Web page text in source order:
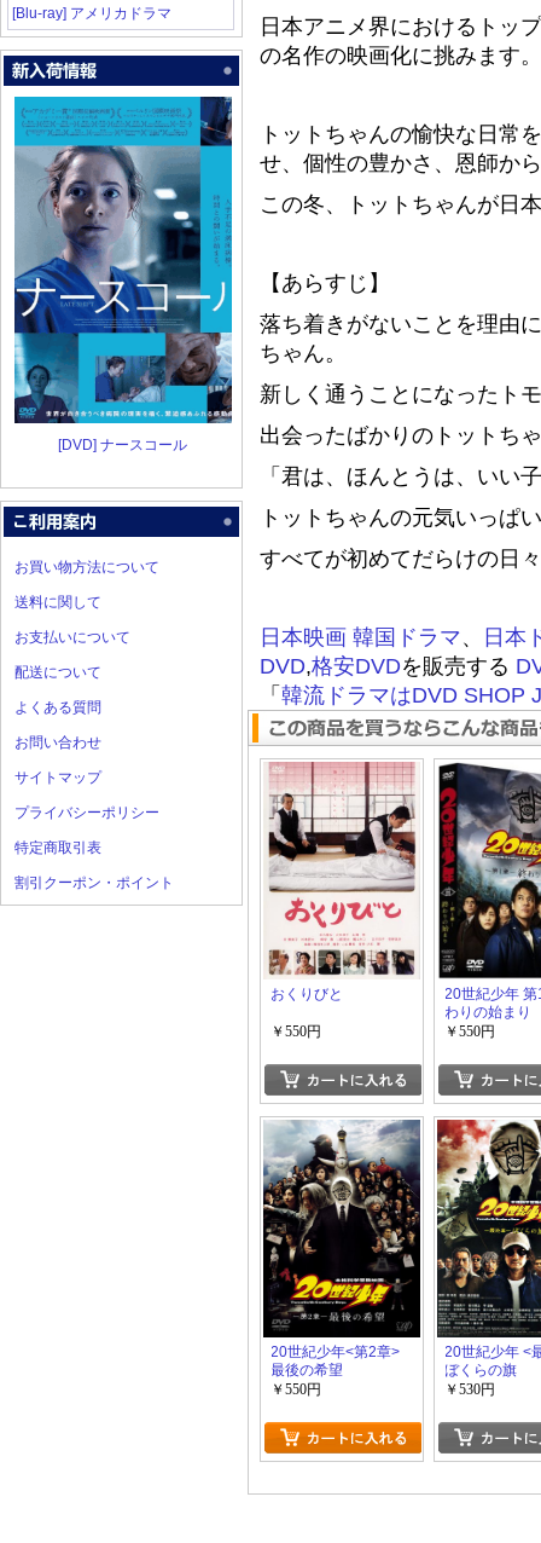
[Blu-ray] アメリカドラマ
[DVD] ナースコール
お買い物方法について
送料に関して
お支払いについて
配送について
よくある質問
お問い合わせ
サイトマップ
プライバシーポリシー
特定商取引表
割引クーポン・ポイント
日本アニメ界におけるトッ
の名作の映画化に挑みます。
トットちゃんの愉快な日常
せ、個性の豊かさ、恩師か
この冬、トットちゃんが日
【あらすじ】
落ち着きがないことを理由
ちゃん。
新しく通うことになったト
出会ったばかりのトットち
「君は、ほんとうは、いい
トットちゃんの元気いっぱ
すべてが初めてだらけの日
日本映画 韓国ドラマ、
日本
DVD,格安DVDを販売する
「 韓流ドラマはDVD SHOP
おくりびと
￥550円
20世紀少年
わりの始まり
￥550円
20世紀少年<第2章>
最後の希望
￥550円
20世紀少年 <
ぼくらの旗
￥530円